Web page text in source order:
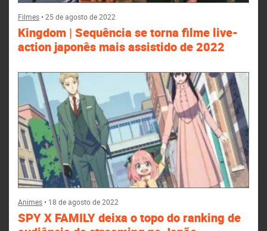
Filmes•25 de agosto de 2022
Kingdom | Sequência se torna filme live-
action japonês mais assistido de 2022
Animes• 18 de agosto de 2022
SPY X FAMILY deixa o topo do ranking de